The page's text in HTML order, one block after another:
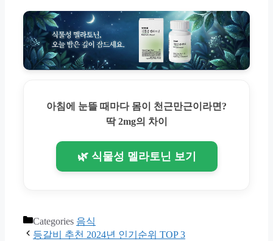
아침에 눈뜰 때마다 몸이 천근만근이라면?
딱 2mg의 차이
🌿 식물성 멜라토닌 보기
Categories 음식
등갈비 추천 2024년 인기순위 TOP 3